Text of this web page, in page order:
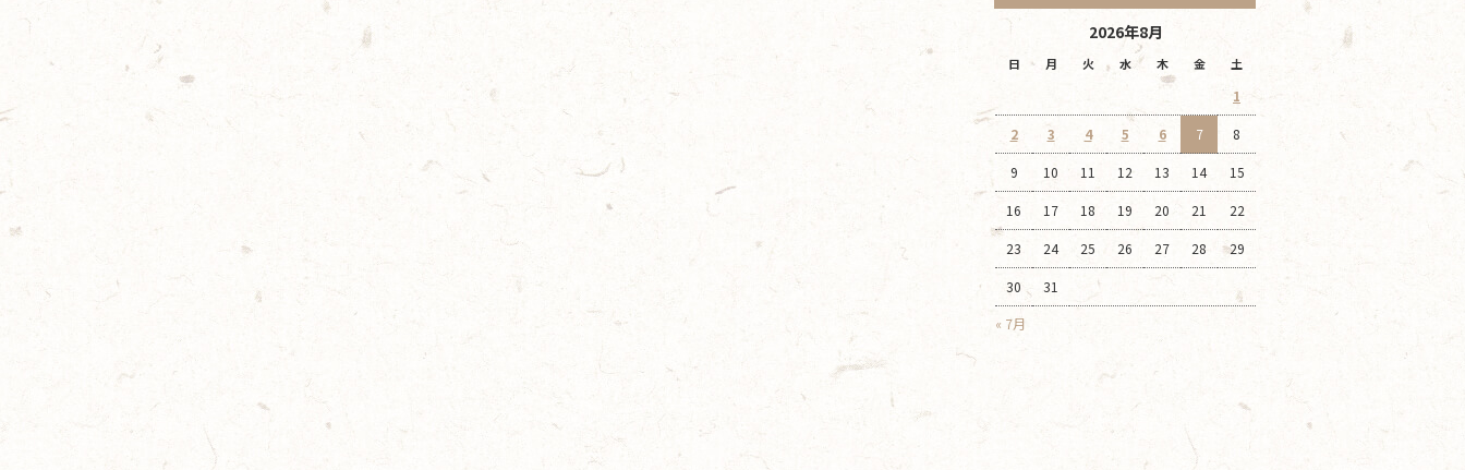
2026年8月
日 月 火 水 木 金 土
« 7月
1
2 3 4 5 6 7 8
9 10 11 12 13 14 15
16 17 18 19 20 21 22
23 24 25 26 27 28 29
30 31